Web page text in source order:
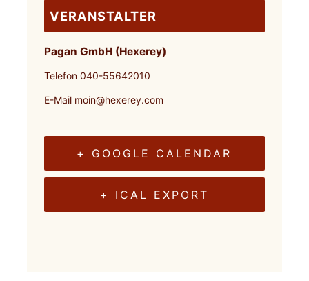
VERANSTALTER
Pagan GmbH (Hexerey)
Telefon040-55642010
E-Mail moin@hexerey.com
+ GOOGLE CALENDAR
+ ICAL EXPORT